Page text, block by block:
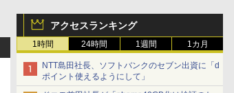
アクセスランキング
1時間 24時間 1週間 1カ月
NTT島田社長、ソフトバンクのセブン出資に「d
ポイント使えるようにして」